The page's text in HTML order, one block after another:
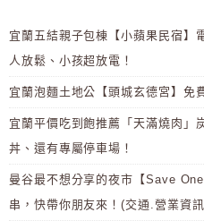
宜蘭五結親子包棟【小蘋果民宿】
人放鬆、小孩超放電！
宜蘭泡麵土地公【頭城玄德宮】免
宜蘭平價吃到飽推薦「天滿燒肉」
丼、還有專屬停車場！
曼谷最不想分享的夜市【Save
串，快帶你朋友來！(交通.營業資